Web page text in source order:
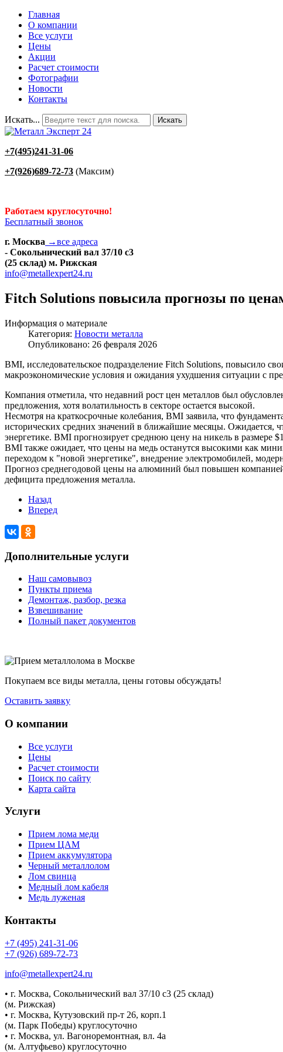
Главная
О компании
Все услуги
Цены
Акции
Расчет стоимости
Фотографии
Новости
Контакты
Искать... Искать
+7(495)241-31-06
+7(926)689-72-73 (Максим)
Работаем круглосуточно!
Бесплатный звонок
г. Москва →все адреса
- Сокольнический вал 37/10 с3
(25 склад) м. Рижская
info@metallexpert24.ru
Fitch Solutions повысила прогнозы по
Информация о материале
Категория: Новости металла
Опубликовано: 26 февраля 2026
BMI, исследовательское подразделение Fitch Solutions, повысило
макроэкономические условия и ожидания ухудшения ситуации с
Компания отметила, что недавний рост цен металлов был
предложения, хотя волатильность в секторе остается высокой.
Несмотря на краткосрочные колебания, BMI заявила, что
исторических средних значений в ближайшие месяцы. Ожидается,
энергетике. BMI прогнозирует среднюю цену на никель в размере
BMI также ожидает, что цены на медь останутся высокими как
переходом к "новой энергетике", внедрение электромобилей,
Прогноз среднегодовой цены на алюминий был повышен
дефицита предложения металла.
Назад
Вперед
Дополнительные услуги
Наш самовывоз
Пункты приема
Демонтаж, разбор, резка
Взвешивание
Полный пакет документов
Покупаем все виды металла, цены готовы обсуждать!
Оставить заявку
О компании
Все услуги
Цены
Расчет стоимости
Поиск по сайту
Карта сайта
Услуги
Прием лома меди
Прием ЦАМ
Прием аккумулятора
Черный металлолом
Лом свинца
Медный лом кабеля
Медь луженая
Контакты
+7 (495) 241-31-06
+7 (926) 689-72-73
info@metallexpert24.ru
• г. Москва, Сокольнический вал 37/10 с3 (25 склад)
(м. Рижская)
• г. Москва, Кутузовский пр-т 26, корп.1
(м. Парк Победы) круглосуточно
• г. Москва, ул. Вагоноремонтная, вл. 4а
(м. Алтуфьево) круглосуточно